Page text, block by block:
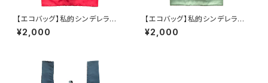
【エコバッグ】私的シンデレラデ
ーVol.3 〜電波編〜 / レッド
¥2,000
【エコバッグ】私的シンデレラデ
ーVol.3 〜電波編〜 / カーキ
¥2,000